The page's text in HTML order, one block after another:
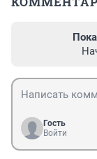
Гость
Войти